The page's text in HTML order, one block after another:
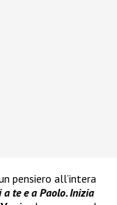
pensiero all’intera
a te e a Paolo. Inizia